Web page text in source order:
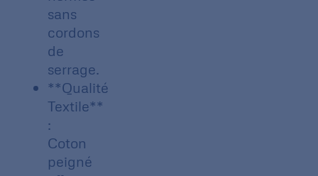
sans
cordons
de
serrage.
**Qualité
Textile**
:
Coton
peigné